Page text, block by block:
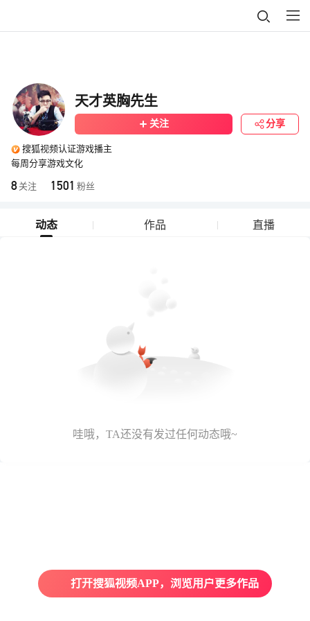
天才英胸先生
关注 分享
搜狐视频认证游戏播主
每周分享游戏文化
8 关注 1501 粉丝
动态 作品 直播
哇哦，TA还没有发过任何动态哦~
打开搜狐视频APP，浏览用户更多作品